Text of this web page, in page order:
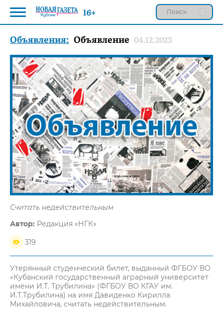
Объявления: Объявление 04.12.2023
Считать недействительным
Автор: Редакция «НГК»
319
Утерянный студенческий билет, выданный ФГБОУ ВО
«Кубанский государственный аграрный университет
имени И.Т. Трубилина» (ФГБОУ ВО КГАУ им.
И.Т.Трубилина) на имя Давиденко Кирилла
Михайловича, считать недействительным.
16+